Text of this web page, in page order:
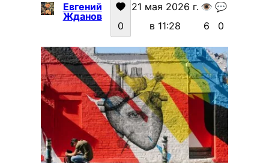
Евгений
Жданов
0
21 мая 2026 г.
в 11:28
👁️
6
💬
0